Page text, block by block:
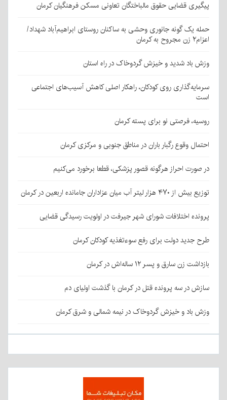
پیگیری قضایی حقوق مالباختگان تعاونی مسکن فرهنگیان کرمان
حمله یک گونه جانوری وحشی به ساکنان روستای ابراهیم‌آباد شهداد/
اعزام۲ زن مجروح به کرمان
وزش باد شدید و خیزش گردوخاک در راه استان
سرمایه‌گذاری روی کودکان، راهکار اصلی کاهش آسیب‌های اجتماعی
است
روسیه، فرصتی نو برای پسته کرمان
احتمال وقوع رگبار باران در مناطق جنوبی و مرکزی کرمان
در صورت احراز هرگونه قصور پزشکی، قطعا برخورد می‌کنیم
توزیع بیش از ۴۷۰ هزار لیتر آب میان عزاداران جامانده اربعین در کرمان
پرونده اختلافات شورای شهر جیرفت در اولویت رسیدگی قضایی
طرح جدید دولت برای رفع سوءتغذیه کودکان کرمان
بازداشت زن سارق و پسر ۱۲ ساله‌اش در کرمان
سازش در سه پرونده قتل در کرمان با گذشت اولیای دم
وزش باد و خیزش گردوخاک در نیمه شمالی و شرق کرمان